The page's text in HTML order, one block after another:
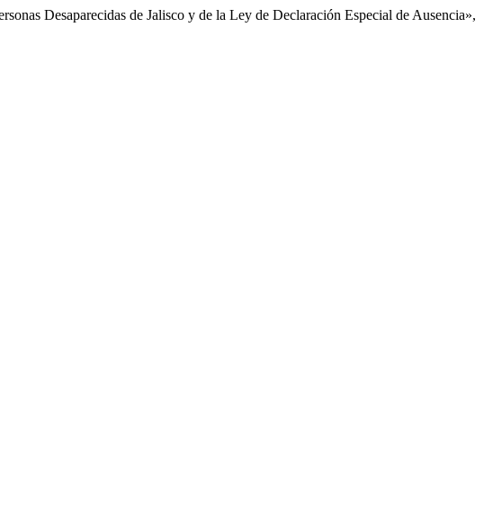
Desaparecidas de Jalisco y de la Ley de Declaración Especial de Ausencia»,